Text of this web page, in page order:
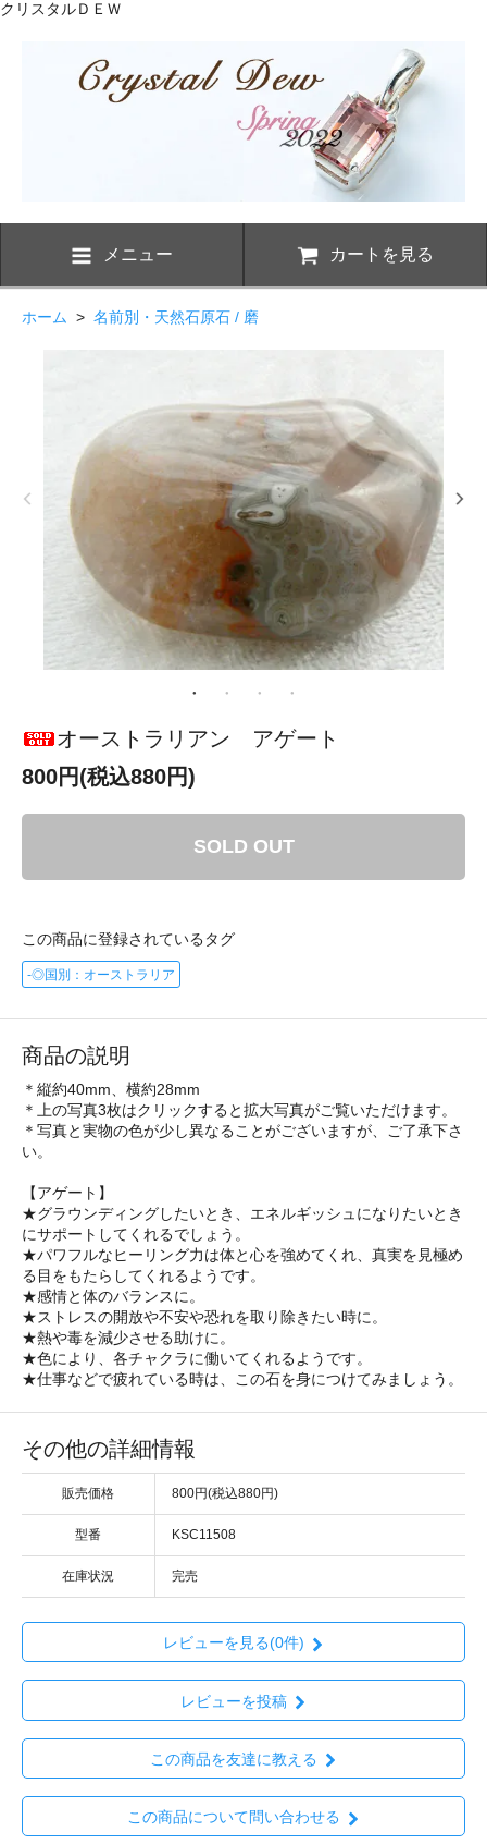
クリスタルＤＥＷ
メニュー カートを見る
ホーム > 名前別・天然石原石 / 磨
オーストラリアン アゲート
800円(税込880円)
SOLD OUT
この商品に登録されているタグ
-◎国別：オーストラリア
商品の説明
＊縦約40mm、横約28mm
＊上の写真3枚はクリックすると拡大写真がご覧いただけます。
＊写真と実物の色が少し異なることがございますが、ご了承下さ
い。
【アゲート】
★グラウンディングしたいとき、エネルギッシュになりたいとき
にサポートしてくれるでしょう。
★パワフルなヒーリング力は体と心を強めてくれ、真実を見極め
る目をもたらしてくれるようです。
★感情と体のバランスに。
★ストレスの開放や不安や恐れを取り除きたい時に。
★熱や毒を減少させる助けに。
★色により、各チャクラに働いてくれるようです。
★仕事などで疲れている時は、この石を身につけてみましょう。
その他の詳細情報
販売価格 800円(税込880円)
型番 KSC11508
在庫状況 完売
レビューを見る(0件)
レビューを投稿
この商品を友達に教える
この商品について問い合わせる